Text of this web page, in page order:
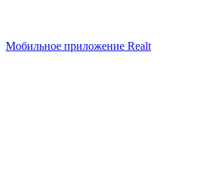
Мобильное приложение Realt